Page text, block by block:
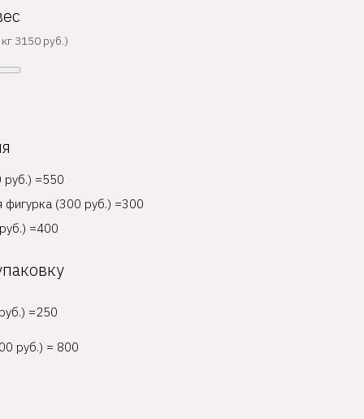
3150 руб.)
руб.) =550
(300 руб.) =300
=400
=250
руб.) = 800